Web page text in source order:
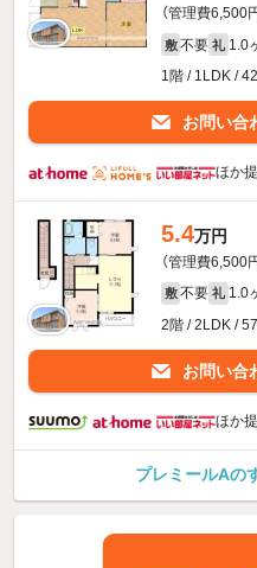
（管理費6,500円
敷 不要 礼 1.0
1階 / 1LDK /
お問い合
ほか
5.4万円
（管理費6,500円
敷 不要 礼 1.0
2階 / 2LDK /
お問い合
ほか
プレミールAの